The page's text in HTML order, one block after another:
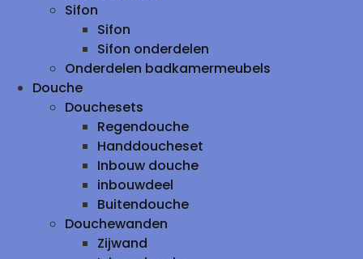
Sifon
Sifon
Sifon onderdelen
Onderdelen badkamermeubels
Douche
Douchesets
Regendouche
Handdoucheset
Inbouw douche
inbouwdeel
Buitendouche
Douchewanden
Zijwand